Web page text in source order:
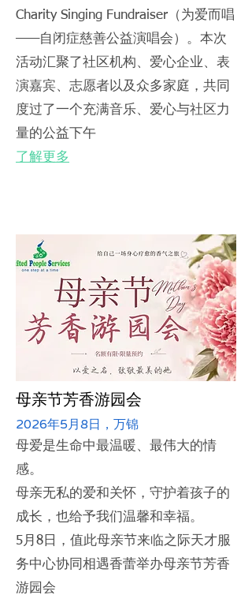
Charity Singing Fundraiser（为爱而唱
——自闭症慈善公益演唱会）。本次
活动汇聚了社区机构、爱心企业、表
演嘉宾、志愿者以及众多家庭，共同
度过了一个充满音乐、爱心与社区力
量的公益下午
了解更多
母亲节芳香游园会
2026年5月8日，万锦
母爱是生命中最温暖、最伟大的情
感。
母亲无私的爱和关怀，守护着孩子的
成长，也给予我们温馨和幸福。
5月8日，值此母亲节来临之际天才服
务中心协同相遇香蕾举办母亲节芳香
游园会